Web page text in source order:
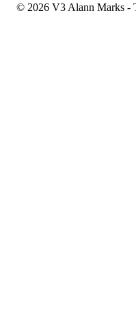
© 2026 V3 Alann Marks -